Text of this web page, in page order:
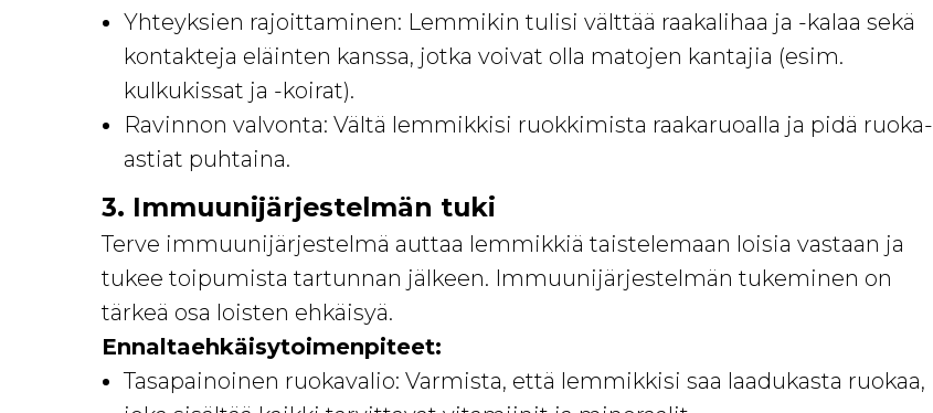
Yhteyksien rajoittaminen: Lemmikin tulisi välttää raakalihaa ja -kalaa sekä
kontakteja eläinten kanssa, jotka voivat olla matojen kantajia (esim.
kulkukissat ja -koirat).
Ravinnon valvonta: Vältä lemmikkisi ruokkimista raakaruoalla ja pidä ruoka-
astiat puhtaina.
3. Immuunijärjestelmän tuki
Terve immuunijärjestelmä auttaa lemmikkiä taistelemaan loisia vastaan ja
tukee toipumista tartunnan jälkeen. Immuunijärjestelmän tukeminen on
tärkeä osa loisten ehkäisyä.
Ennaltaehkäisytoimenpiteet:
Tasapainoinen ruokavalio: Varmista, että lemmikkisi saa laadukasta ruokaa,